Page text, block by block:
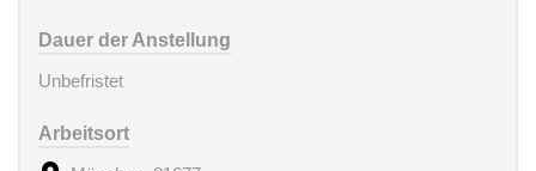
Dauer der Anstellung
Unbefristet
Arbeitsort